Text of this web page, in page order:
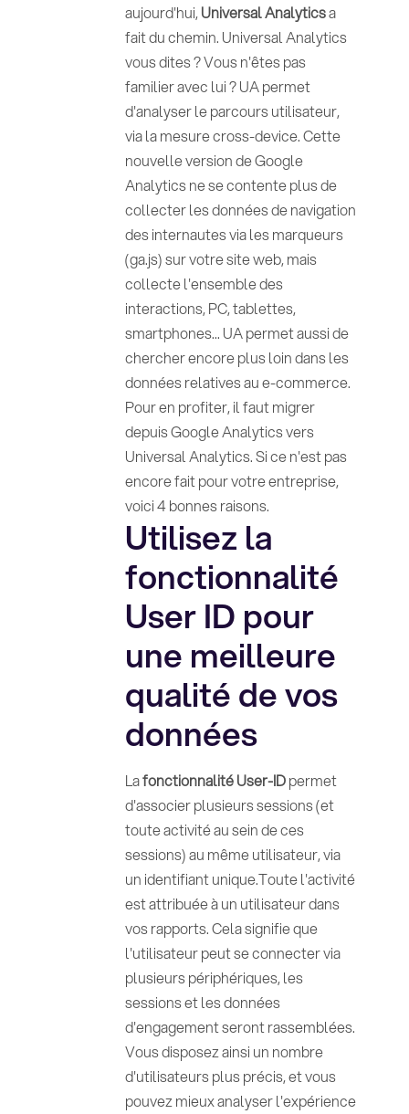
aujourd'hui,Universal Analyticsa
fait du chemin. Universal Analytics
vous dites ? Vous n'êtes pas
familier avec lui ? UA permet
d'analyser le parcours utilisateur,
via la mesure cross-device. Cette
nouvelle version de Google
Analytics ne se contente plus de
collecter les données de navigation
des internautes via les marqueurs
(ga.js) sur votre site web, mais
collecte l'ensemble des
interactions, PC, tablettes,
smartphones... UA permet aussi de
chercher encore plus loin dans les
données relatives au e-commerce.
Pour en profiter, il faut migrer
depuis Google Analytics vers
Universal Analytics. Si ce n'est pas
encore fait pour votre entreprise,
voici 4 bonnes raisons.
Utilisez la
fonctionnalité
User ID pour
une meilleure
qualité de vos
données
Lafonctionnalité User-IDpermet
d'associer plusieurs sessions (et
toute activité au sein de ces
sessions) au même utilisateur, via
un identifiant unique.Toute l'activité
est attribuée à un utilisateur dans
vos rapports. Cela signifie que
l'utilisateur peut se connecter via
plusieurs périphériques, les
sessions et les données
d'engagement seront rassemblées.
Vous disposez ainsi un nombre
d'utilisateurs plus précis, et vous
pouvez mieux analyser l'expérience